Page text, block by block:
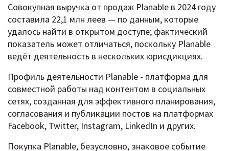
Совокупная выручка от продаж Planable в 2024 году
составила 22,1 млн леев — по данным, которые
удалось найти в открытом доступе; фактический
показатель может отличаться, поскольку Planable
ведёт деятельность в нескольких юрисдикциях.
Профиль деятельности Planable - платформа для
совместной работы над контентом в социальных
сетях, созданная для эффективного планирования,
согласования и публикации постов на платформах
Facebook, Twitter, Instagram, LinkedIn и других.
Покупка Planable, безусловно, знаковое событие